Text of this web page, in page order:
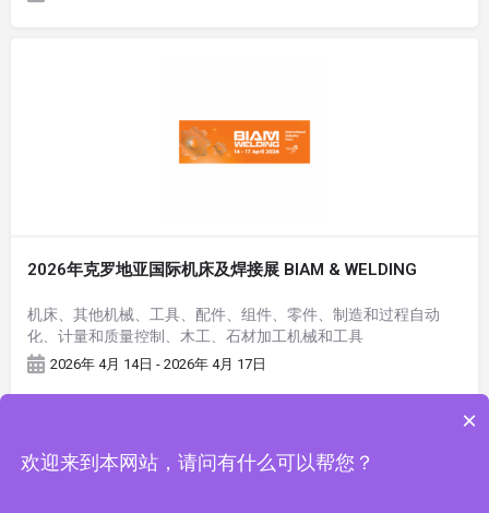
2026年克罗地亚国际机床及焊接展 BIAM & WELDING
机床、其他机械、工具、配件、组件、零件、制造和过程自动
化、计量和质量控制、木工、石材加工机械和工具
2026年 4月 14日 - 2026年 4月 17日
×
欢迎来到本网站，请问有什么可以帮您？